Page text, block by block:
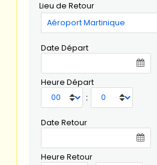
Lieu de Retour
Date Départ
Heure Départ
:
Date Retour
Heure Retour